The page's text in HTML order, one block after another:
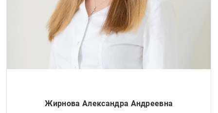
Айзатулин Ахмат Ахатович